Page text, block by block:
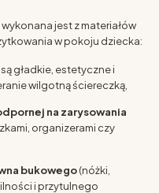
jest z materiałów
w pokoju dziecka:
są gładkie, estetyczne i
wilgotną ściereczką,
na zarysowania
organizerami czy
bukowego(nóżki,
i przytulnego